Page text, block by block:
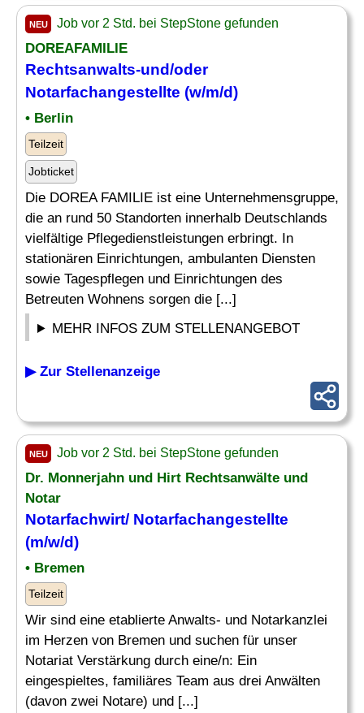
NEU Job vor 2 Std. bei StepStone gefunden
DOREAFAMILIE
Rechtsanwalts-und/oder
Notarfachangestellte (w/m/d)
• Berlin
Teilzeit
Jobticket
Die DOREA FAMILIE ist eine Unternehmensgruppe,
die an rund 50 Standorten innerhalb Deutschlands
vielfältige Pflegedienstleistungen erbringt. In
stationären Einrichtungen, ambulanten Diensten
sowie Tagespflegen und Einrichtungen des
Betreuten Wohnens sorgen die [...]
MEHR INFOS ZUM STELLENANGEBOT
▶ Zur Stellenanzeige
NEU Job vor 2 Std. bei StepStone gefunden
Dr. Monnerjahn und Hirt Rechtsanwälte und
Notar
Notarfachwirt/ Notarfachangestellte
(m/w/d)
• Bremen
Teilzeit
Wir sind eine etablierte Anwalts- und Notarkanzlei
im Herzen von Bremen und suchen für unser
Notariat Verstärkung durch eine/n: Ein
eingespieltes, familiäres Team aus drei Anwälten
(davon zwei Notare) und [...]